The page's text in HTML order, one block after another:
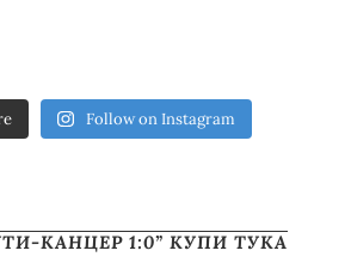
Follow on Instagram
КАНЦЕР 1:0” КУПИ ТУКА